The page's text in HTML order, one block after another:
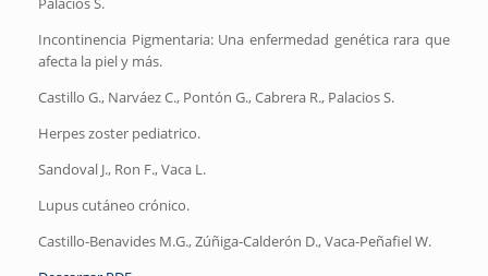
Incontinencia Pigmentaria: Una enfermedad genética rara que
afecta la piel y más.
Castillo G., Narváez C., Pontón G., Cabrera R., Palacios S.
Herpes zoster pediatrico.
Sandoval J., Ron F., Vaca L.
Lupus cutáneo crónico.
Castillo-Benavides M.G., Zúñiga-Calderón D., Vaca-Peñafiel W.